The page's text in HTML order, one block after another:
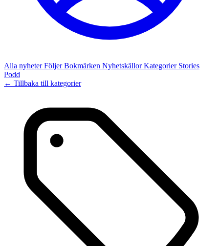
Alla nyheterFöljerBokmärken NyhetskällorKategorier Stories
Podd
← Tillbaka till kategorier